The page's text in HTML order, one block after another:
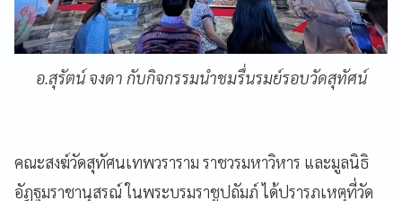
อ.สุรัตน์ จงดา กับกิจกรรมนำชมรื่นรมย์รอบวัดสุทัศน์
คณะสงฆ์วัดสุทัศนเทพวราราม ราชวรมหาวิหาร และมูลนิธิ
อัฏฐมราชานุสรณ์ ในพระบรมราชูปถัมภ์ ได้ปรารภเหตุที่วัด